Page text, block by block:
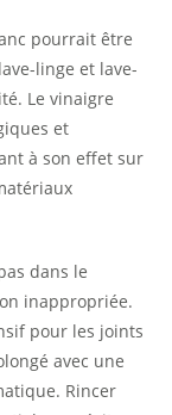
pourrait être
linge et lave-
Le vinaigre
et
à son effet sur
dans le
inappropriée.
pour les joints
avec une
Rincer